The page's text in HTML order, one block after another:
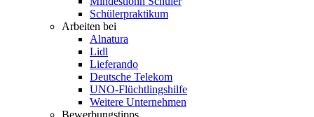
Schülerpraktikum
Arbeiten bei
Alnatura
Lidl
Lieferando
Deutsche Telekom
UNO-Flüchtlingshilfe
Weitere Unternehmen
Bewerbungstipps